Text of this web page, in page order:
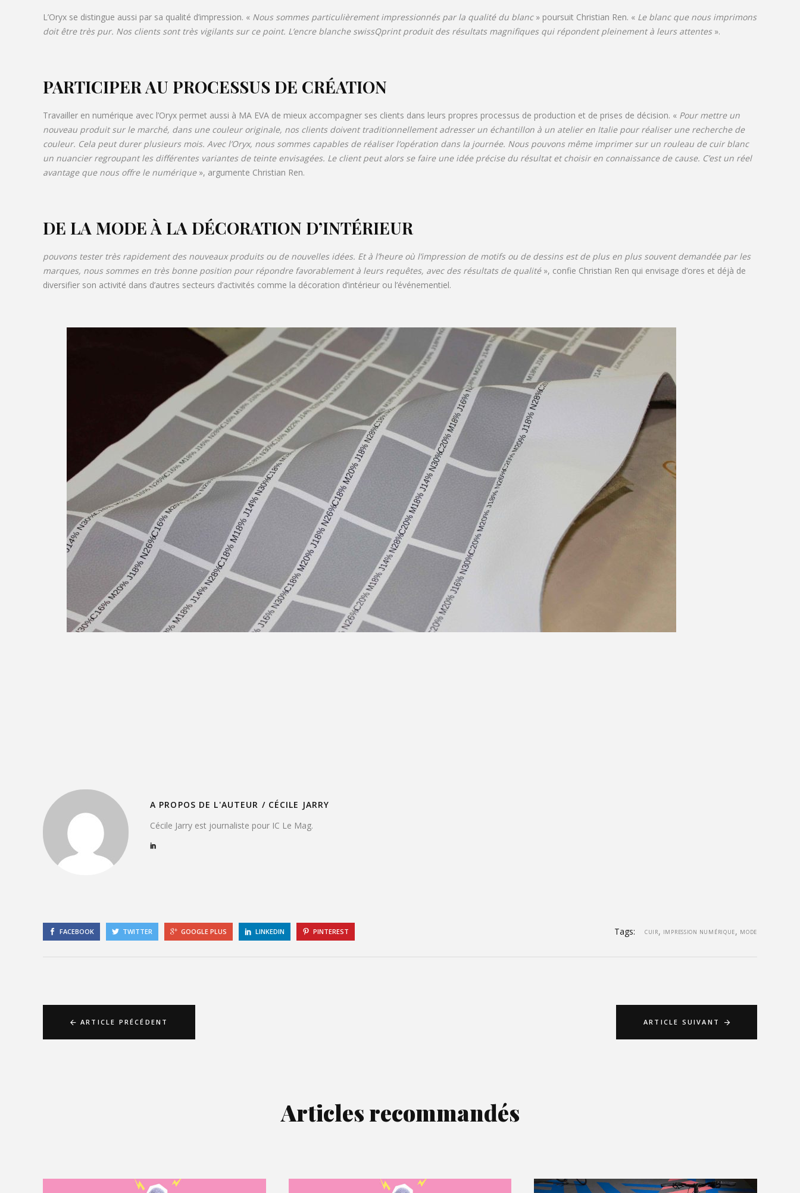
L’Oryx se distingue aussi par sa qualité d’impression. « Nous sommes particulièrement impressionnés par la qualité du blanc» poursuit Christian Ren. « Le blanc que nous imprimons
doit être très pur. Nos clients sont très vigilants sur ce point. L’encre blanche swissQprint produit des résultats magnifiques qui répondent pleinement à leurs attentes».
PARTICIPER AU PROCESSUS DE CRÉATION
Travailler en numérique avec l’Oryx permet aussi à MA EVA de mieux accompagner ses clients dans leurs propres processus de production et de prises de décision. « Pour mettre un
nouveau produit sur le marché, dans une couleur originale, nos clients doivent traditionnellement adresser un échantillon à un atelier en Italie pour réaliser une recherche de
couleur. Cela peut durer plusieurs mois. Avec l’Oryx, nous sommes capables de réaliser l’opération dans la journée. Nous pouvons même imprimer sur un rouleau de cuir blanc
un nuancier regroupant les différentes variantes de teinte envisagées. Le client peut alors se faire une idée précise du résultat et choisir en connaissance de cause. C’est un réel
avantage que nous offre le numérique », argumente Christian Ren.
DE LA MODE À LA DÉCORATION D’INTÉRIEUR
pouvons tester très rapidement des nouveaux produits ou de nouvelles idées. Et à l’heure où l’impression de motifs ou de dessins est de plus en plus souvent demandée par les
marques, nous sommes en très bonne position pour répondre favorablement à leurs requêtes, avec des résultats de qualité», confie Christian Ren qui envisage d’ores et déjà de
diversifier son activité dans d’autres secteurs d’activités comme la décoration d’intérieur ou l’événementiel.
A PROPOS DE L'AUTEUR / CÉCILE JARRY
Cécile Jarry est journaliste pour IC Le Mag.
FACEBOOK TWITTER GOOGLE PLUS LINKEDIN PINTEREST Tags: CUIR, IMPRESSION NUMÉRIQUE, MODE
ARTICLE PRÉCÉDENT ARTICLE SUIVANT
Articles recommandés